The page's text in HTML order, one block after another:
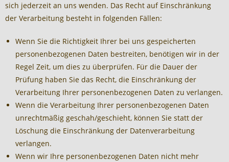
sich jederzeit an uns wenden. Das Recht auf Einschränkung
der Verarbeitung besteht in folgenden Fällen:
Wenn Sie die Richtigkeit Ihrer bei uns gespeicherten
personenbezogenen Daten bestreiten, benötigen wir in der
Regel Zeit, um dies zu überprüfen. Für die Dauer der
Prüfung haben Sie das Recht, die Einschränkung der
Verarbeitung Ihrer personenbezogenen Daten zu verlangen.
Wenn die Verarbeitung Ihrer personenbezogenen Daten
unrechtmäßig geschah/geschieht, können Sie statt der
Löschung die Einschränkung der Datenverarbeitung
verlangen.
Wenn wir Ihre personenbezogenen Daten nicht mehr